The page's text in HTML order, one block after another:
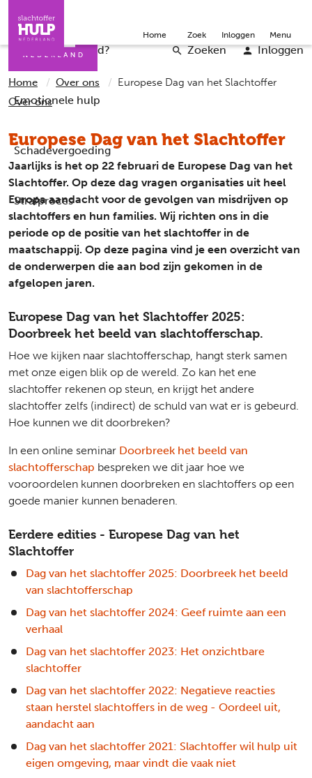
Iemand helpen Word vrijwilliger English
Wat is er gebeurd?
Emotionele hulp
Schadevergoeding
Strafproces
Zoeken Inloggen
Home Zoek Inloggen Menu
Home Over ons
Europese Dag van het Slachtoffer
Over ons
Europese Dag van het Slachtoffer
Jaarlijks is het op 22 februari de Europese Dag van het
Slachtoffer. Op deze dag vragen organisaties uit heel
Europa aandacht voor de gevolgen van misdrijven op
slachtoffers en hun families. Wij richten ons in die
periode op de positie van het slachtoffer in de
maatschappij. Op deze pagina vind je een overzicht van
de onderwerpen die aan bod zijn gekomen in de
afgelopen jaren.
Europese Dag van het Slachtoffer 2025:
Doorbreek het beeld van slachtofferschap.
Hoe we kijken naar slachtofferschap, hangt sterk samen
met onze eigen blik op de wereld. Zo kan het ene
slachtoffer rekenen op steun, en krijgt het andere
slachtoffer zelfs (indirect) de schuld van wat er is gebeurd.
Hoe kunnen we dit doorbreken?
In een online seminar Doorbreek het beeld van
slachtofferschap bespreken we dit jaar hoe we
vooroordelen kunnen doorbreken en slachtoffers op een
goede manier kunnen benaderen.
Eerdere edities - Europese Dag van het
Slachtoffer
Dag van het slachtoffer 2025: Doorbreek het beeld
van slachtofferschap
Dag van het slachtoffer 2024: Geef ruimte aan een
verhaal
Dag van het slachtoffer 2023: Het onzichtbare
slachtoffer
Dag van het slachtoffer 2022: Negatieve reacties
staan herstel slachtoffers in de weg - Oordeel uit,
aandacht aan
Dag van het slachtoffer 2021: Slachtoffer wil hulp uit
eigen omgeving, maar vindt die vaak niet